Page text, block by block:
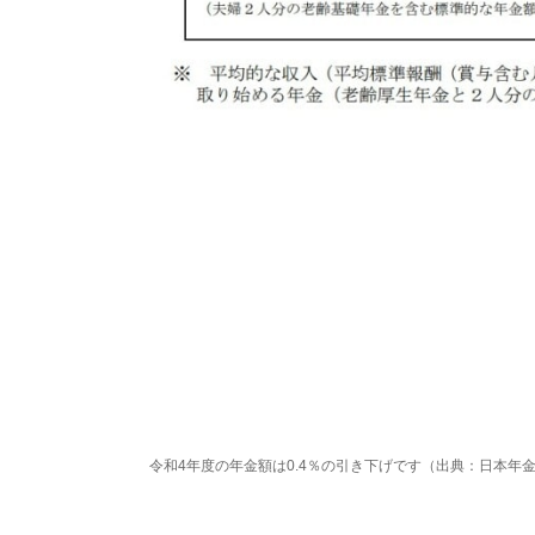
令和4年度の年金額は0.4％の引き下げです（出典：日本年